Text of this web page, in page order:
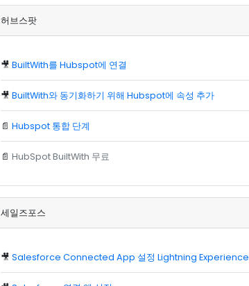
허브스팟
🎥BuiltWith를 Hubspot에 연결
🎥BuiltWith와 동기화하기 위해 Hubspot에 속성 추가
📄Hubspot 통합 단계
📄HubSpot BuiltWith 무료
세일즈포스
🎥Salesforce Connected App 설정 Lightning Experience